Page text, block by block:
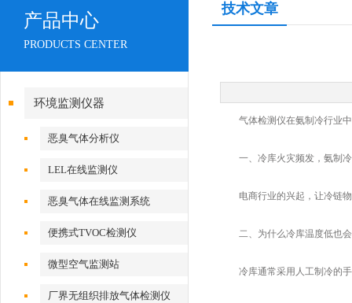
产品中心
PRODUCTS CENTER
环境监测仪器
恶臭气体分析仪
LEL在线监测仪
恶臭气体在线监测系统
便携式TVOC检测仪
微型空气监测站
厂界无组织排放气体检测仪
技术文章
气体检测仪在氨制冷行业中
一、冷库火灾频发，氨制冷
电商行业的兴起，让冷链物
二、为什么冷库温度低也会
冷库通常采用人工制冷的手